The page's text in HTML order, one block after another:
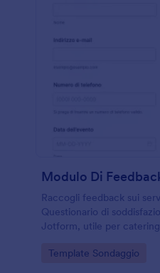
Raccogli feedback sui
Questionario di
Jotform, utile per
puntualità.
Go to Category:
Template Sondaggio